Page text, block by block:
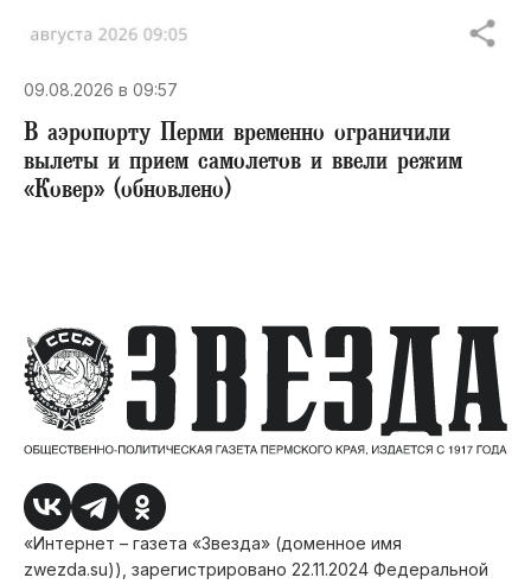
09.08.2026 в 09:57
В аэропорту Перми временно ограничили
вылеты и прием самолетов и ввели режим
«Ковер» (обновлено)
«Интернет – газета «Звезда» (доменное имя
zwezda.su)), зарегистрировано 22.11.2024 Федеральной